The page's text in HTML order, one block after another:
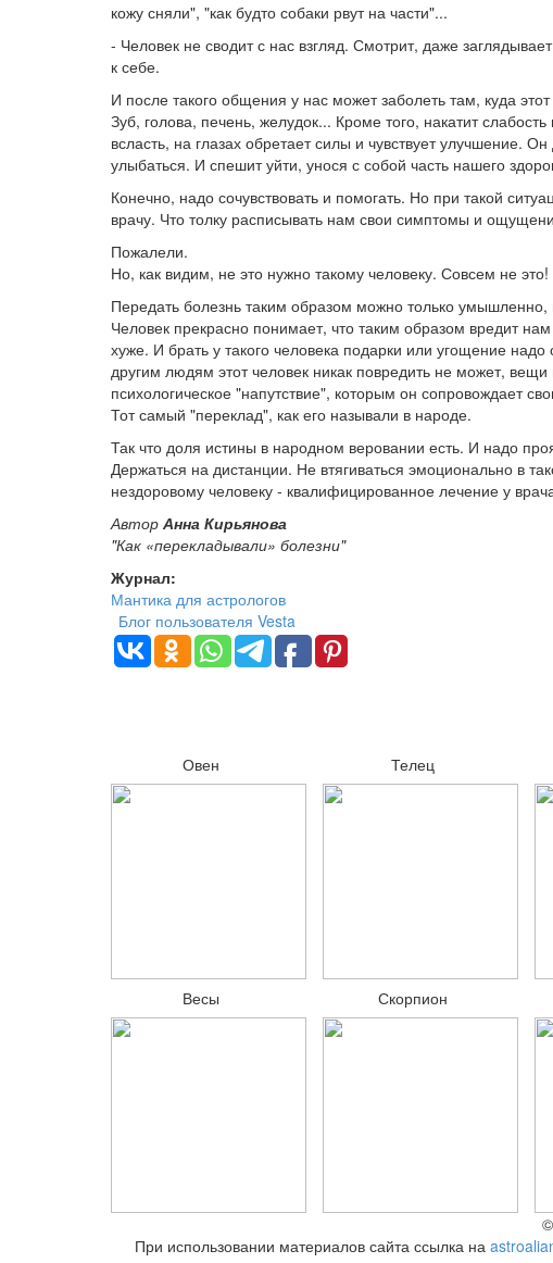
кожу сняли", "как будто собаки рвут на части"...
- Человек не сводит с нас взгляд. Смотрит, даже
к себе.
И после такого общения у нас может заболеть там, куда
Зуб, голова, печень, желудок... Кроме того, накатит
всласть, на глазах обретает силы и чувствует улучшение.
улыбаться. И спешит уйти, унося с собой часть нашего
Конечно, надо сочувствовать и помогать. Но при такой
врачу. Что толку расписывать нам свои симптомы и
Пожалели.
Но, как видим, не это нужно такому человеку. Совсем не это!
Передать болезнь таким образом можно только умышленно,
Человек прекрасно понимает, что таким образом вредит
хуже. И брать у такого человека подарки или угощение
другим людям этот человек никак повредить не может,
психологическое "напутствие", которым он сопровождает
Тот самый "переклад", как его называли в народе.
Так что доля истины в народном веровании есть. И надо
Держаться на дистанции. Не втягиваться эмоционально в
нездоровому человеку - квалифицированное лечение у
Автор Анна Кирьянова
"Как «перекладывали» болезни"
Журнал:
Мантика для астрологов
Блог пользователя Vesta
Овен Телец
Весы Скорпион
При использовании материалов сайта ссылка на